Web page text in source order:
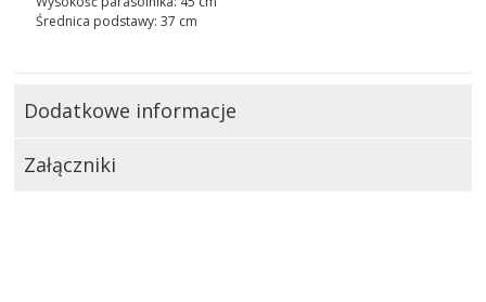
Średnica podstawy: 37 cm
Dodatkowe informacje
Załączniki